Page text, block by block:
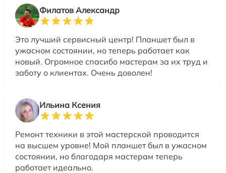
Филатов Александр
Это лучший сервисный центр! Планшет был в
ужасном состоянии, но теперь работает как
новый. Огромное спасибо мастерам за их труд и
заботу о клиентах. Очень доволен!
Ильина Ксения
Ремонт техники в этой мастерской проводится
на высшем уровне! Мой планшет был в ужасном
состоянии, но благодаря мастерам теперь
работает идеально.